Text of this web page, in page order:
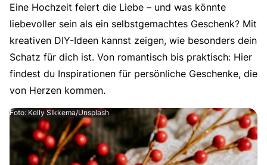
Eine Hochzeit feiert die Liebe – und was könnte
Eine Hochzeit feiert die Liebe – und was könnte
liebevoller sein als ein selbstgemachtes Geschenk? Mit
kreativen DIY-Ideen kannst zeigen, wie besonders dein
Schatz für dich ist. Von romantisch bis praktisch: Hier
findest du Inspirationen für persönliche Geschenke, die
von Herzen kommen.
Foto: Kelly SIkkema/Unsplash